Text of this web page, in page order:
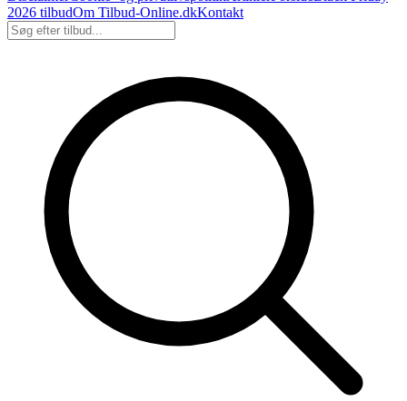
2026 tilbudOm Tilbud-Online.dkKontakt